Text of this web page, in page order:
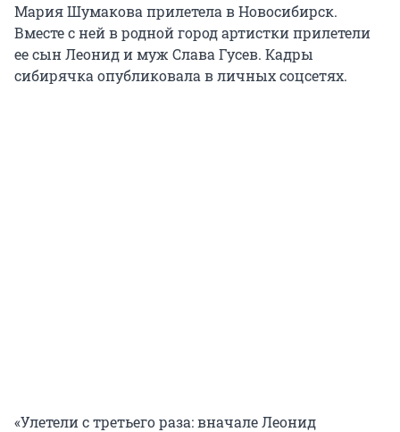
Мария Шумакова прилетела в Новосибирск.
Вместе с ней в родной город артистки прилетели
ее сын Леонид и муж Слава Гусев. Кадры
сибирячка опубликовала в личных соцсетях.
«Улетели с третьего раза: вначале Леонид